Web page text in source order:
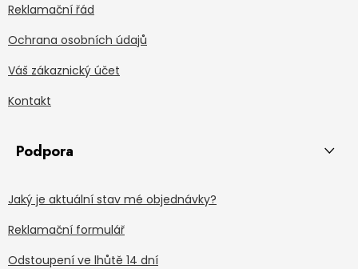
Reklamační řád
Ochrana osobních údajů
Váš zákaznický účet
Kontakt
Podpora
Jaký je aktuální stav mé objednávky?
Reklamační formulář
Odstoupení ve lhůtě 14 dní